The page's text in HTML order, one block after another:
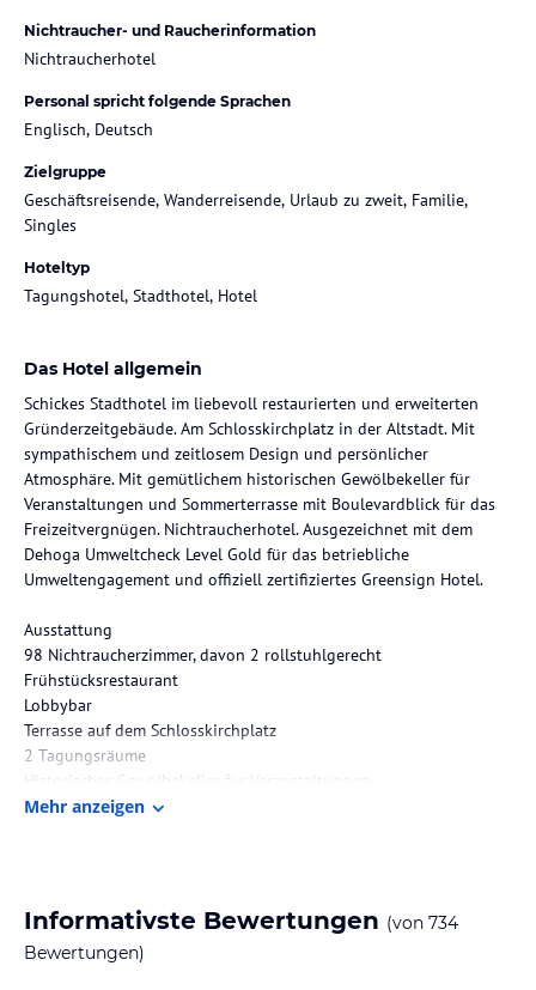
Nichtraucher- und Raucherinformation
Nichtraucherhotel
Personal spricht folgende Sprachen
Englisch, Deutsch
Zielgruppe
Geschäftsreisende, Wanderreisende, Urlaub zu zweit, Familie,
Singles
Hoteltyp
Tagungshotel, Stadthotel, Hotel
Das Hotel allgemein
Schickes Stadthotel im liebevoll restaurierten und erweiterten
Gründerzeitgebäude. Am Schlosskirchplatz in der Altstadt. Mit
sympathischem und zeitlosem Design und persönlicher
Atmosphäre. Mit gemütlichem historischen Gewölbekeller für
Veranstaltungen und Sommerterrasse mit Boulevardblick für das
Freizeitvergnügen. Nichtraucherhotel. Ausgezeichnet mit dem
Dehoga Umweltcheck Level Gold für das betriebliche
Umweltengagement und offiziell zertifiziertes Greensign Hotel.
Ausstattung
98 Nichtraucherzimmer, davon 2 rollstuhlgerecht
Frühstücksrestaurant
Lobbybar
Terrasse auf dem Schlosskirchplatz
2 Tagungsräume
Historischer Gewölbekeller für Veranstaltungen
Spielzimmer
Öffentliche Tiefgarage
Ladestationen Elektroautos
Mehr anzeigen
Informativste Bewertungen (von 734
Bewertungen)